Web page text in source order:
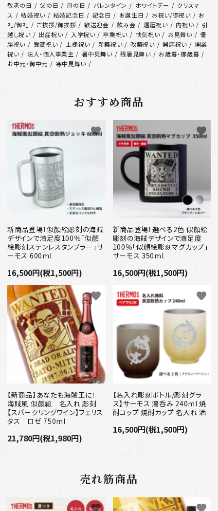
敬老の日
父の日 母の日 バレンタイン ホワイトデー
クリスマ
ス
結婚祝い 結婚記念日 記念日 お誕生日 お祝い/御祝い
お
礼/御礼
ご挨拶/御挨拶 歓送迎会 飲み会 還暦祝い 内祝い
引
越し祝い
出産祝い 入学祝い 卒業祝い 快気祝い お見舞い
優
勝祝い
受賞祝い 上棟祝い 新築祝い 改築祝い 開店祝い
開業
祝い
法人・個人事業主 暑中見舞い 残暑見舞い
お歳暮・御歳暮
お中元・御中元
寒中見舞い
おすすめ商品
新商品登場！似顔絵彫刻の海賊
デザインで満足度100％「似顔
絵彫刻ステンレスタンブラー」サ
ーモス 600ml
16,500円(税1,500円)
favorite
新商品登場！選べる2色 似顔絵
彫刻の海賊デザインで満足度
100％「似顔絵彫刻マグカップ」
サーモス 350ml
16,500円(税1,500円)
favorite
【新商品】あなたも海賊王に！
海賊風 似顔絵 名入れ 彫刻
【スパークリングワイン】フェリス
タス ロゼ 750ml
21,780円(税1,980円)
favorite
【名入れ彫刻ボトル/彫刻グラ
ス】サーモス 湯呑み 240ml 焼
酎コップ 焼酎カップ 名入れ 酒
16,500円(税1,500円)
favorite
売れ筋商品
favorite favorite